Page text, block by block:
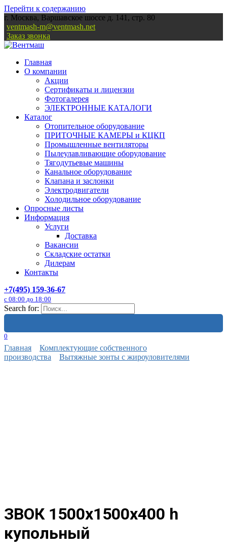
Перейти к содержанию
г. Москва, Варшавское шоссе д. 141, стр. 80
ventmash-m@ventmash.net
Заказ звонка
Главная
О компании
Акции
Сертификаты и лицензии
Фотогалерея
ЭЛЕКТРОННЫЕ КАТАЛОГИ
Каталог
Отопительное оборудование
ПРИТОЧНЫЕ КАМЕРЫ и КЦКП
Промышленные вентиляторы
Пылеулавливающие оборудование
Тягодутьевые машины
Канальное оборудование
Клапана и заслонки
Электродвигатели
Холодильное оборудование
Опросные листы
Информация
Услуги
Доставка
Вакансии
Складские остатки
Дилерам
Контакты
+7(495) 159-36-67
с 08:00 до 18:00
Search for:
0
Главная
Комплектующие собственного
производства
Вытяжные зонты с жироуловителями
ЗВОК 1500х1500х400 h
купольный